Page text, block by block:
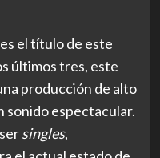
es el título de este
últimos tres, este
producción de alto
sonido espectacular.
singles,